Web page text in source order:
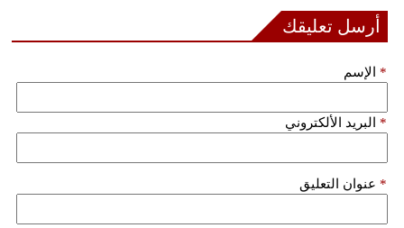
أرسل تعليقك
الإسم *
البريد الألكتروني *
عنوان التعليق *